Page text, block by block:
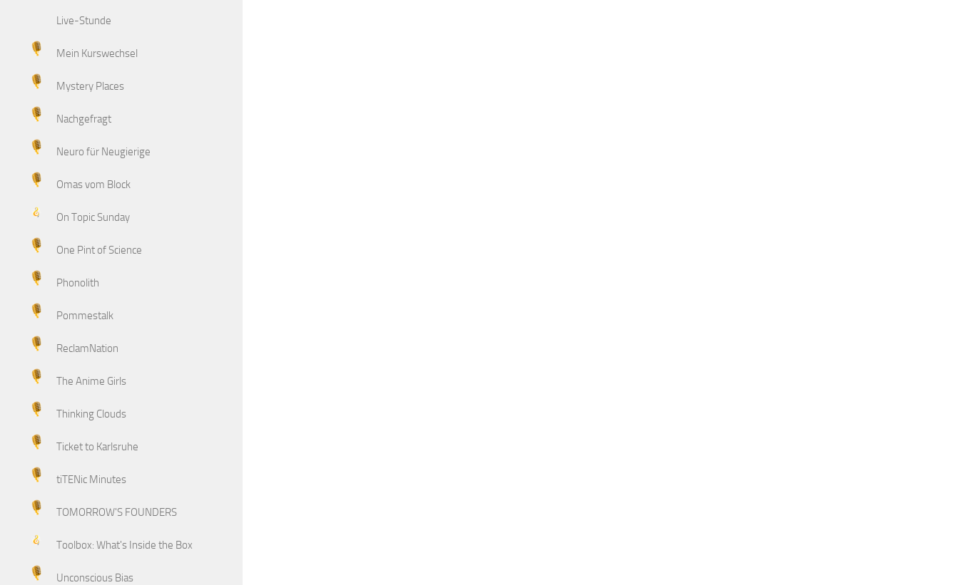
Live-Stunde
Mein Kurswechsel
Mystery Places
Nachgefragt
Neuro für Neugierige
Omas vom Block
On Topic Sunday
One Pint of Science
Phonolith
Pommestalk
ReclamNation
The Anime Girls
Thinking Clouds
Ticket to Karlsruhe
tiTENic Minutes
TOMORROW'S FOUNDERS
Toolbox: What's Inside the Box
Unconscious Bias